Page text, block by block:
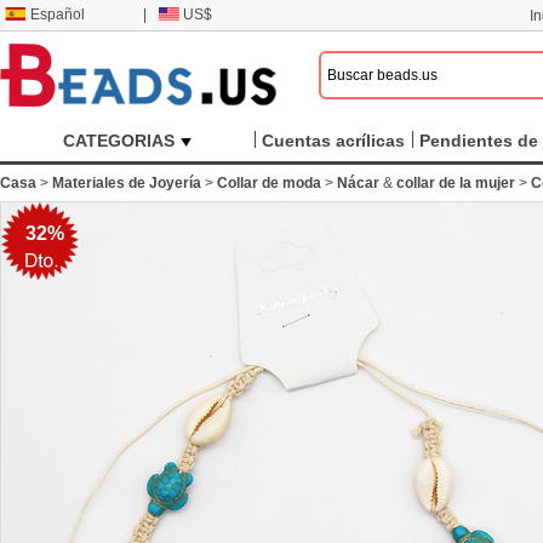
Español US$
CATEGORIAS Cuentas acrílicas Pendientes
Casa > Materiales de Joyería > Collar de moda > Nácar & collar de la mujer >
32%